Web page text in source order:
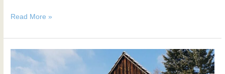
Read More »
Schulstallscheune